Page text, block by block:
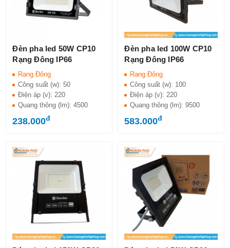
Đèn pha led 50W CP10
Rạng Đông IP66
Rạng Đông
Công suất (w):50
Điện áp (v):220
Quang thông (lm):4500
238.000đ
Đèn pha led 100W CP10
Rạng Đông IP66
Rạng Đông
Công suất (w): 100
Điện áp (v):220
Quang thông (lm):9500
583.000đ